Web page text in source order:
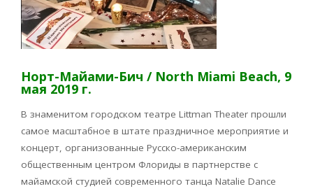
Норт-Майами-Бич / North Miami Beach, 9
мая 2019 г.
В знаменитом городском театре Littman Theater прошли
самое масштабное в штате праздничное мероприятие и
концерт, организованные Русско-американским
общественным центром Флориды в партнерстве с
майамской студией современного танца Natalie Dance